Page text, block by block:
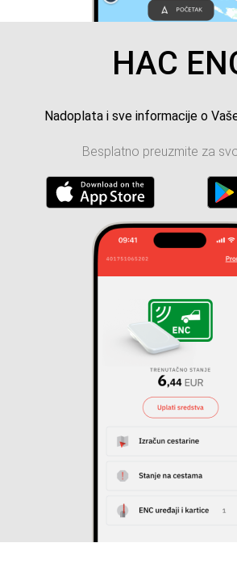
HAC
Nadoplata i sve informacije o
Besplatno preuzmite za